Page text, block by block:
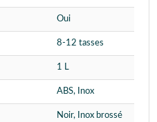
Oui
8-12 tasses
1 L
ABS, Inox
Noir, Inox brossé